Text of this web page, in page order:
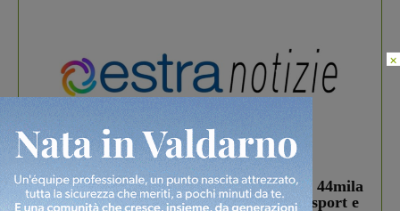
In vetrina 3 Agosto 2026
Estra Notizie agosto: Smart Cities, oltre 44mila
studenti coinvolti, torna il bando per lo sport e
×